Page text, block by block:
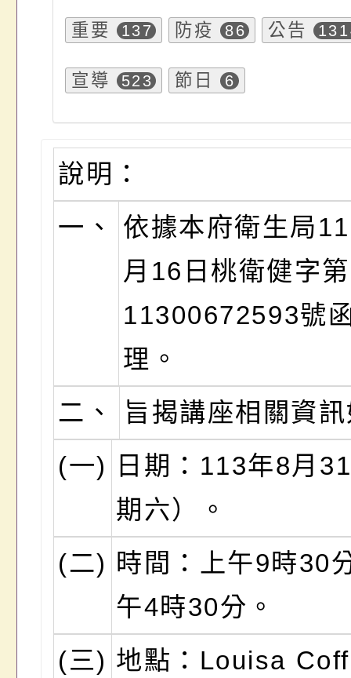
重要 137 防疫 86 公告
宣導 523 節日 6
說明：
一、
依據本府衛生局
月16日桃衛健字第
11300672593號
理。
二、
旨揭講座相關資
(一)
日期：113年8月
期六）。
(二) 時間：上午9時30
午4時30分。
(三) 地點：Louisa